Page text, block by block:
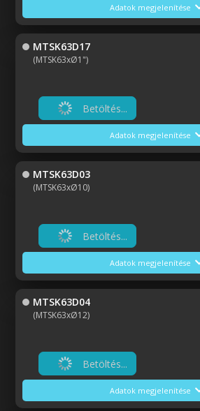
Adatok megjelenítése
MTSK63D17
(MTSK63xØ1")
Betöltés...
Adatok megjelenítése
MTSK63D03
(MTSK63xØ10)
Betöltés...
Adatok megjelenítése
MTSK63D04
(MTSK63xØ12)
Betöltés...
Adatok megjelenítése